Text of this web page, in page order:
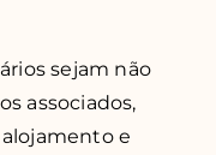
sejam não
associados,
e